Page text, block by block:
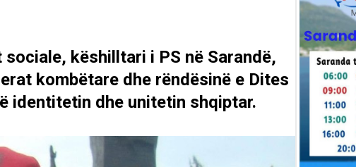
këshilltari i PS në Sarandë,
kombëtare dhe rëndësinë e Dites
identitetin dhe unitetin shqiptar.